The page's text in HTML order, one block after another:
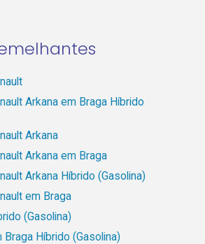
Arkana em Braga Híbrido
Arkana
Arkana em Braga
Arkana Híbrido (Gasolina)
em Braga
(Gasolina)
Híbrido (Gasolina)